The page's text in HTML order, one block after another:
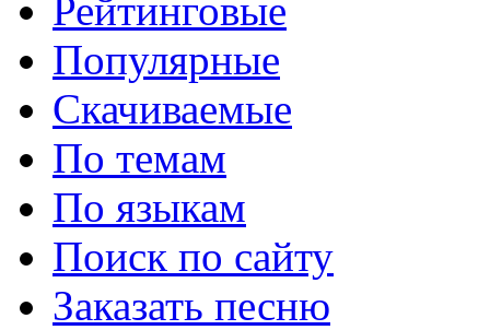
Рейтинговые
Популярные
Скачиваемые
По темам
По языкам
Поиск по сайту
Заказать песню